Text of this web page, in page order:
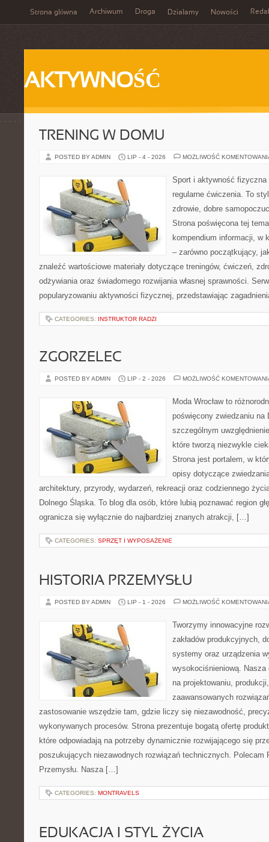
Strona główna Archiwum Droga Działamy Nowości
AKTYWNOŚĆ
TRENING W DOMU
POSTED BY ADMIN LIP - 4 - 2026 MOŻLIWOŚĆ
Sport i aktywność
regularne ćwiczenia. To
zdrowie, dobre
Strona poświęcona tej
kompendium informacji, w
– zarówno początkujący,
znaleźć wartościowe materiały dotyczące treningów, ćwiczeń,
odżywiania oraz świadomego rozwijania własnej sprawności.
popularyzowaniu aktywności fizycznej, przedstawiając
CATEGORIES: INSTRUKTOR RADZI
ZGORZELEC
POSTED BY ADMIN LIP - 2 - 2026 MOŻLIWOŚĆ
Moda Wrocław to
poświęcony zwiedzaniu na
szczególnym
które tworzą niezwykle
Strona jest portalem, w
opisy dotyczące
architektury, przyrody, wydarzeń, rekreacji oraz codziennego
Dolnego Śląska. To blog dla osób, które lubią poznawać region
ogranicza się wyłącznie do najbardziej znanych atrakcji, […]
CATEGORIES: SPRZĘT I WYPOSAŻENIE
HISTORIA PRZEMYSŁU
POSTED BY ADMIN LIP - 1 - 2026 MOŻLIWOŚĆ
Tworzymy innowacyjne
zakładów produkcyjnych,
systemy oraz urządzenia
wysokociśnieniową. Nasza
na projektowaniu,
zaawansowanych
zastosowanie wszędzie tam, gdzie liczy się niezawodność,
wykonywanych procesów. Strona prezentuje bogatą ofertę
które odpowiadają na potrzeby dynamicznie rozwijającego się
poszukujących niezawodnych rozwiązań technicznych. Polecam
Przemysłu. Nasza […]
CATEGORIES: MONTRAVELS
EDUKACJA I STYL ŻYCIA